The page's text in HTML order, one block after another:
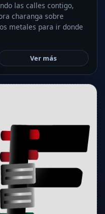
las calles contigo,
charanga sobre
metales para ir donde
Ver más